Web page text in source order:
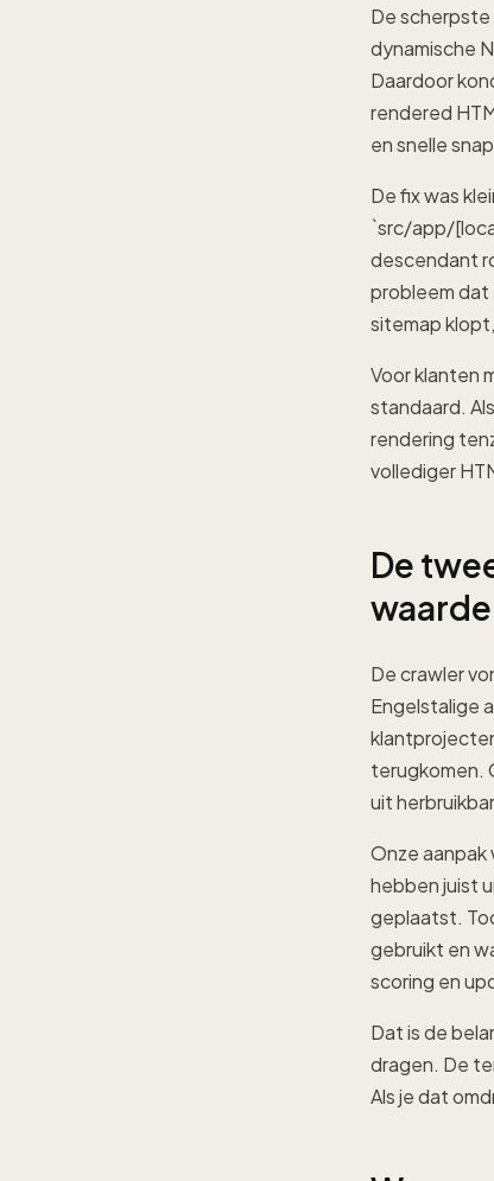
De
dynamische
Daardoor
rendered
en snelle
De fix was
`src/app/
descendant
probleem
sitemap
Voor klanten
standaard.
rendering
vollediger
De
De crawler
Engelstalige
terugkomen.
uit
Onze
hebben juist
geplaatst.
gebruikt en
scoring en
Dat is de
dragen. De
Als je dat